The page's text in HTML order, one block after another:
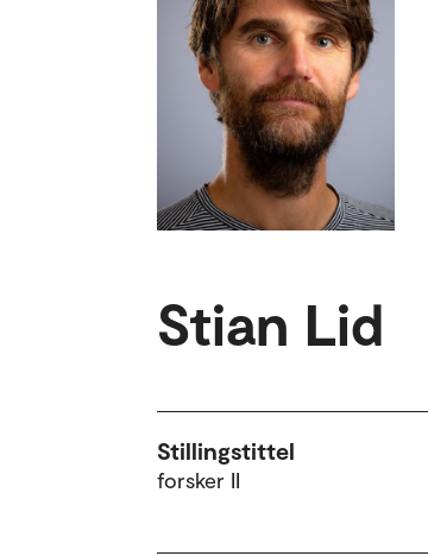
Stian Lid
Stillingstittel
forsker II